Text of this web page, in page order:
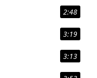
2:48
3:19
3:13